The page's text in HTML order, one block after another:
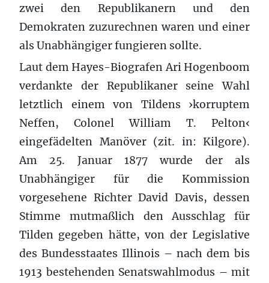
zwei den Republikanern und den
Demokraten zuzurechnen waren und einer
als Unabhängiger fungieren sollte.
Laut dem Hayes-Biografen Ari Hogenboom
verdankte der Republikaner seine Wahl
letztlich einem von Tildens ›korruptem
Neffen, Colonel William T. Pelton‹
eingefädelten Manöver (zit. in: Kilgore).
Am 25. Januar 1877 wurde der als
Unabhängiger für die Kommission
vorgesehene Richter David Davis, dessen
Stimme mutmaßlich den Ausschlag für
Tilden gegeben hätte, von der Legislative
des Bundesstaates Illinois – nach dem bis
1913 bestehenden Senatswahlmodus – mit